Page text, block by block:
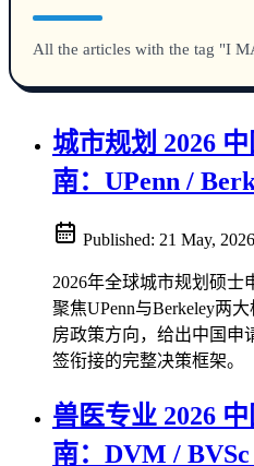
All the articles with the tag "I
城市规划 2026
南：UPenn /
Published: 21 May, 2026
2026年全球城市规划硕士
聚焦UPenn与Berkeley两
房政策方向，给出中国申
签衔接的完整决策框架。
兽医专业 2026
南：DVM /